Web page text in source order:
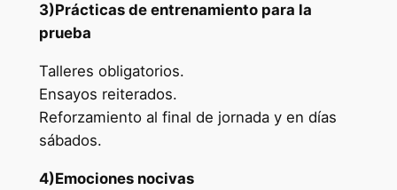
3)Prácticas de entrenamiento para la
prueba
Talleres obligatorios.
Ensayos reiterados.
Reforzamiento al final de jornada y en días
sábados.
4)Emociones nocivas